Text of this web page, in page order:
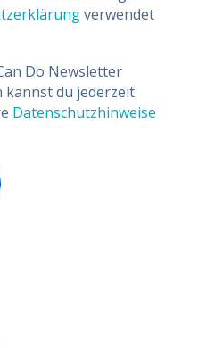
verwendet
Do Newsletter
kannst du jederzeit
Datenschutzhinweise